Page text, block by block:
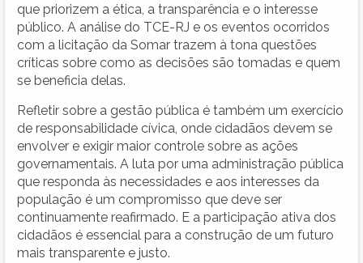
que priorizem a ética, a transparência e o interesse
público. A análise do TCE-RJ e os eventos ocorridos
com a licitação da Somar trazem à tona questões
críticas sobre como as decisões são tomadas e quem
se beneficia delas.
Refletir sobre a gestão pública é também um exercício
de responsabilidade cívica, onde cidadãos devem se
envolver e exigir maior controle sobre as ações
governamentais. A luta por uma administração pública
que responda às necessidades e aos interesses da
população é um compromisso que deve ser
continuamente reafirmado. E a participação ativa dos
cidadãos é essencial para a construção de um futuro
mais transparente e justo.